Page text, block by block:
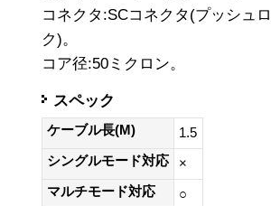
コネクタ:SCコネクタ(プッシュ
ク)。
コア径:50ミクロン。
スペック
ケーブル長(M)
1.5
シングルモード対応
×
マルチモード対応
○